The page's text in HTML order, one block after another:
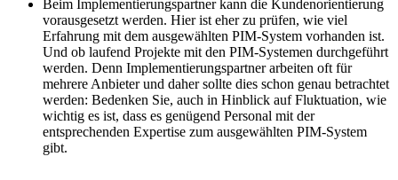
Beim Implementierungspartner kann die Kundenorientierung
vorausgesetzt werden. Hier ist eher zu prüfen, wie viel
Erfahrung mit dem ausgewählten PIM-System vorhanden ist.
Und ob laufend Projekte mit den PIM-Systemen durchgeführt
werden. Denn Implementierungspartner arbeiten oft für
mehrere Anbieter und daher sollte dies schon genau betrachtet
werden: Bedenken Sie, auch in Hinblick auf Fluktuation, wie
wichtig es ist, dass es genügend Personal mit der
entsprechenden Expertise zum ausgewählten PIM-System
gibt.